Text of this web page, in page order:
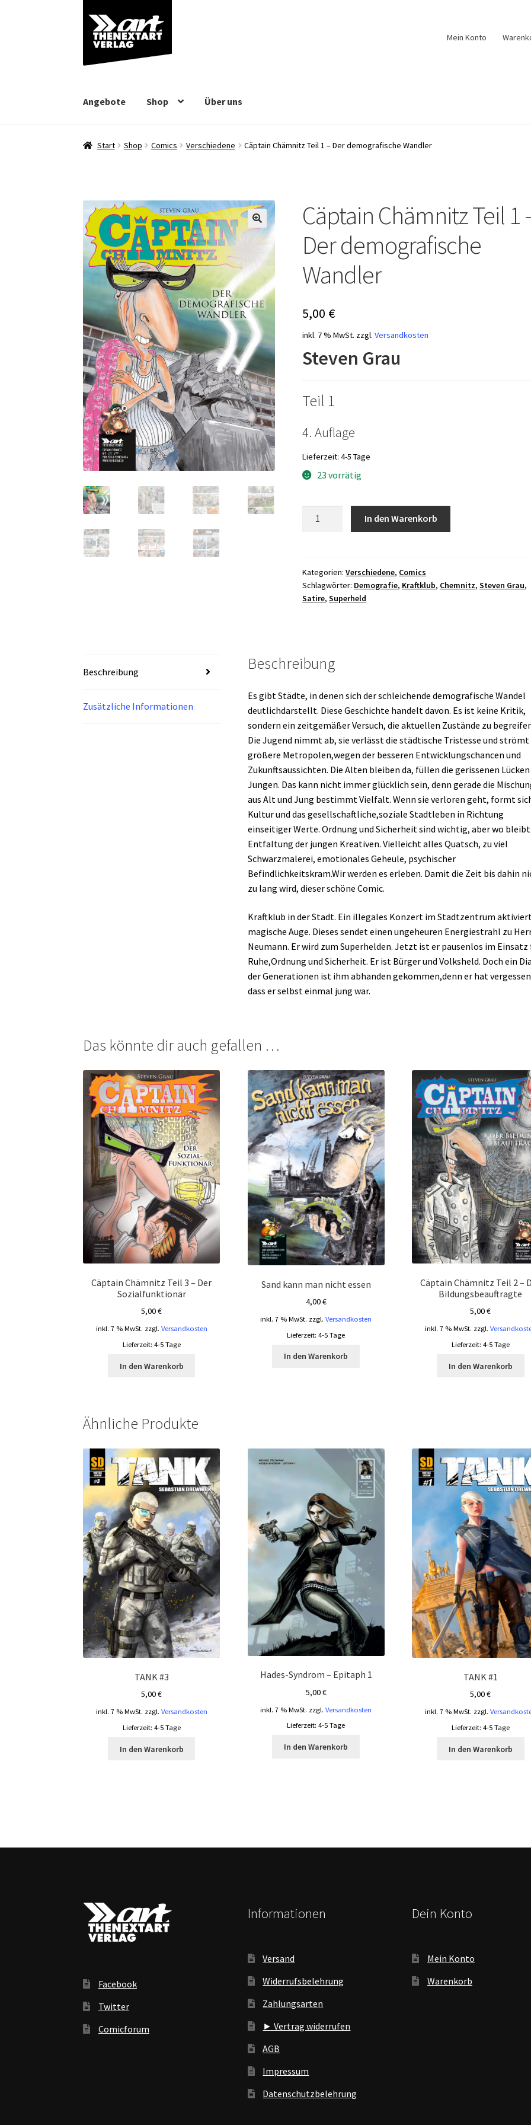
Zur
Navigation
springen
Zum
Inhalt
springen
Mein Konto
Angebote Shop Über uns
Start Shop Comics Verschiedene Cäptain Chämnitz Teil 1 – Der demografische Wandler
Cäptain Chämnitz Teil 1
Der demografische
Wandler
5,00 €
inkl. 7 % MwSt. zzgl.Versandkosten
Steven Grau
Teil 1
4. Auflage
Lieferzeit:4-5 Tage
23 vorrätig
-
Der
demografische
In den Warenkorb
Kategorien:Verschiedene, Comics
Schlagwörter: Demografie, Kraftklub, Chemnitz,Steven Grau,
Satire,Superheld
Beschreibung
Zusätzliche Informationen
Beschreibung
Es gibt Städte, in denen sich der schleichende demografische Wandel
deutlichdarstellt. Diese Geschichte handelt davon. Es ist keine Kritik,
sondern ein zeitgemäßer Versuch, die aktuellen Zustände zu
Die Jugend nimmt ab, sie verlässt die städtische Tristesse und strömt
größere Metropolen,wegen der besseren Entwicklungschancen und
Zukunftsaussichten. Die Alten bleiben da, füllen die gerissenen
Jungen. Das kann nicht immer glücklich sein, denn gerade die
aus Alt und Jung bestimmt Vielfalt. Wenn sie verloren geht, formt
Kultur und das gesellschaftliche,soziale Stadtleben in Richtung
einseitiger Werte. Ordnung und Sicherheit sind wichtig, aber wo
Entfaltung der jungen Kreativen. Vielleicht alles Quatsch, zu viel
Schwarzmalerei, emotionales Geheule, psychischer
Befindlichkeitskram.Wir werden es erleben. Damit die Zeit bis dahin
zu lang wird, dieser schöne Comic.
Kraftklub in der Stadt. Ein illegales Konzert im Stadtzentrum
magische Auge. Dieses sendet einen ungeheuren Energiestrahl zu
Neumann. Er wird zum Superhelden. Jetzt ist er pausenlos im Einsatz
Ruhe,Ordnung und Sicherheit. Er ist Bürger und Volksheld. Doch ein
der Generationen ist ihm abhanden gekommen,denn er hat
dass er selbst einmal jung war.
Das könnte dir auch gefallen …
Cäptain Chämnitz Teil 3 – Der
Sozialfunktionär
5,00€
inkl. 7 % MwSt. zzgl. Versandkosten
Lieferzeit: 4-5 Tage
In den Warenkorb
Sand kann man nicht essen
4,00€
inkl. 7 % MwSt. zzgl.Versandkosten
Lieferzeit:4-5 Tage
In den Warenkorb
Cäptain Chämnitz Teil 2 –
Bildungsbeauftragte
5,00€
inkl. 7 % MwSt. zzgl.
Lieferzeit: 4-5 Tage
In den Warenkorb
Ähnliche Produkte
TANK #3
5,00€
inkl. 7 % MwSt. zzgl. Versandkosten
Lieferzeit: 4-5 Tage
In den Warenkorb
Hades-Syndrom – Epitaph 1
5,00€
inkl. 7 % MwSt. zzgl.Versandkosten
Lieferzeit:4-5 Tage
In den Warenkorb
TANK #1
5,00€
inkl. 7 % MwSt. zzgl.
Lieferzeit: 4-5 Tage
In den Warenkorb
Facebook
Twitter
Comicforum
Informationen
Versand
Widerrufsbelehrung
Zahlungsarten
► Vertrag widerrufen
AGB
Impressum
Datenschutzbelehrung
Dein Konto
Mein Konto
Warenkorb